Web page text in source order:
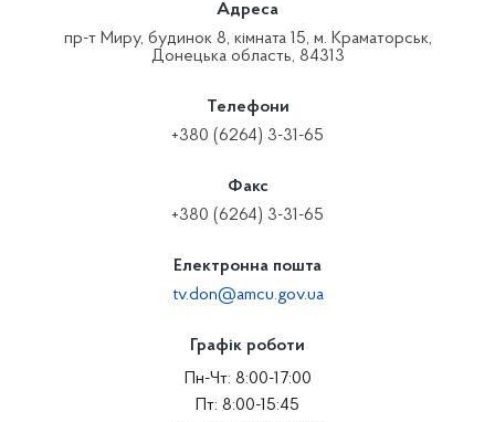
Адреса
пр-т Миру, будинок 8, кімната 15, м. Краматорськ,
Донецька область, 84313
Телефони
+380 (6264) 3-31-65
Факс
+380 (6264) 3-31-65
Електронна пошта
tv.don@amcu.gov.ua
Графік роботи
Пн-Чт: 8:00-17:00
Пт: 8:00-15:45